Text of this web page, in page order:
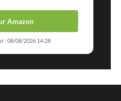
Amazon
: 08/08/2026 14:28